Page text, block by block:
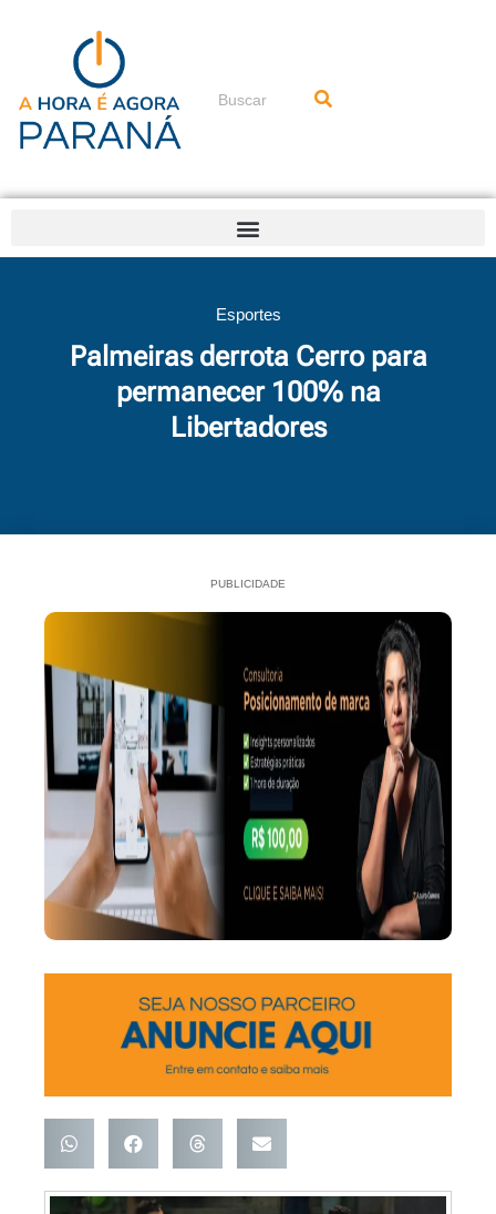
conteúdo
Pesquisar
Esportes
Palmeiras derrota Cerro para
permanecer 100% na
Libertadores
PUBLICIDADE